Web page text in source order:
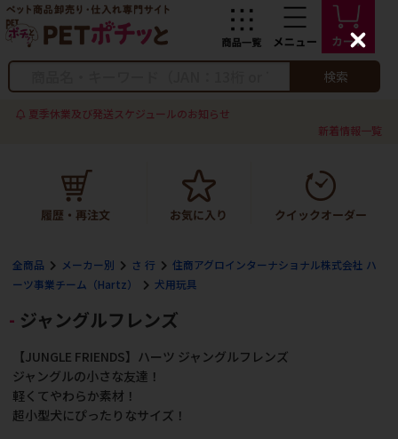
検索
夏季休業及び発送スケジュールのお知らせ
新着情報一覧
全商品 メーカー別 さ 行
住商アグロインターナショナル株式会社 ハ
ーツ事業チーム（Hartz）
犬用玩具
ジャングルフレンズ
【JUNGLE FRIENDS】ハーツ ジャングルフレンズ
ジャングルの小さな友達！
軽くてやわらか素材！
超小型犬にぴったりなサイズ！
C
l
s